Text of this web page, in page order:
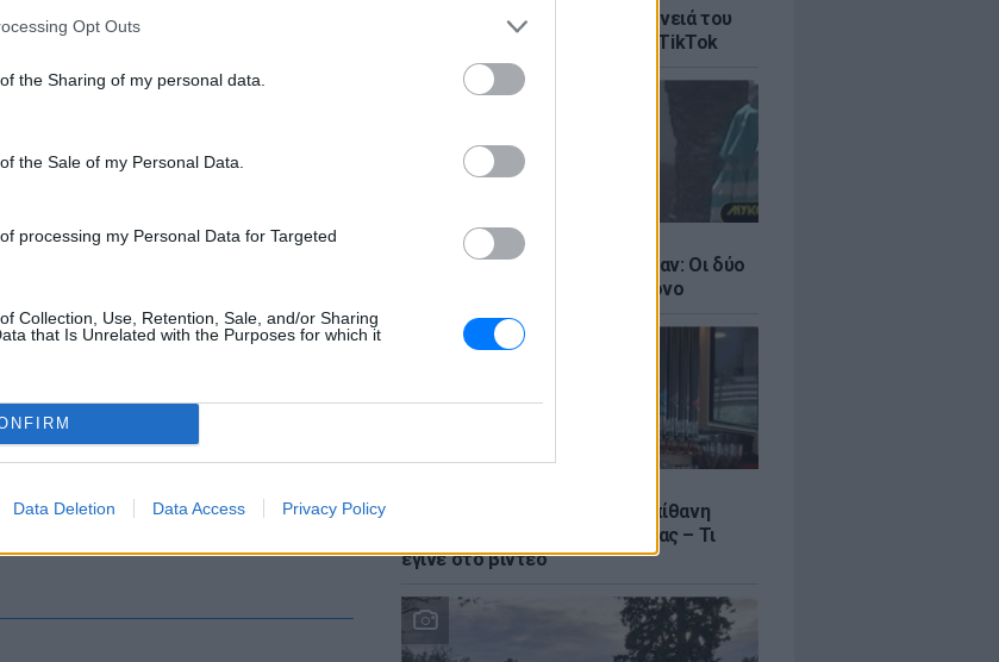
Opt Outs
the Sharing of my personal data.
the Sale of my Personal Data.
processing my Personal Data for Targeted
Collection, Use, Retention, Sale, and/or Sharing
that Is Unrelated with the Purposes for which it
Data Deletion Data Access Privacy Policy
Πέρεζ Χίλτον: Τι λέει η οικογένειά του
μετά το σοκαριστικό live στο TikTok
LIFESTYLE
Ζόε Σαλντάνα και Νικόλ Κίντμαν: Οι δύο
σταρ του Χόλιγουντ στη Μύκονο
Ο Γιώργος Μανίκας έστησε απίθανη
φάρσα σε υπάλληλο καφετέριας – Τι
έγινε στο βίντεο